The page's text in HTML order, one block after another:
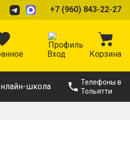
+7 (960) 843-22-27
Вход Корзина
школа
Телефоны в
Тольятти